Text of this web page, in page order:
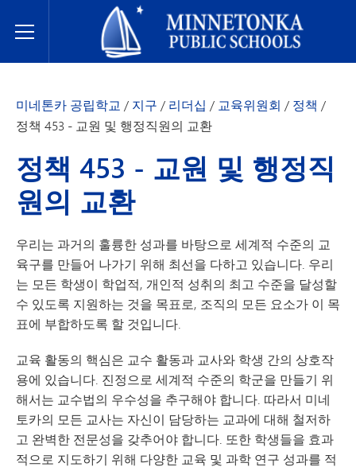
Toggle Menu
미네토카 공립학교
미네톤카 공립학교 / 지구 / 리더십 / 교육위원회 / 정책 /
정책 453 - 교원 및 행정직원의 교환
정책 453 - 교원 및 행정직
원의 교환
우리는 과거의 훌륭한 성과를 바탕으로 세계적 수준의 교
육구를 만들어 나가기 위해 최선을 다하고 있습니다. 우리
는 모든 학생이 학업적, 개인적 성취의 최고 수준을 달성할
수 있도록 지원하는 것을 목표로, 조직의 모든 요소가 이 목
표에 부합하도록 할 것입니다.
교육 활동의 핵심은 교수 활동과 교사와 학생 간의 상호작
용에 있습니다. 진정으로 세계적 수준의 학군을 만들기 위
해서는 교수법의 우수성을 추구해야 합니다. 따라서 미네
토카의 모든 교사는 자신이 담당하는 교과에 대해 철저하
고 완벽한 전문성을 갖추어야 합니다. 또한 학생들을 효과
적으로 지도하기 위해 다양한 교육 및 과학 연구 성과를 적